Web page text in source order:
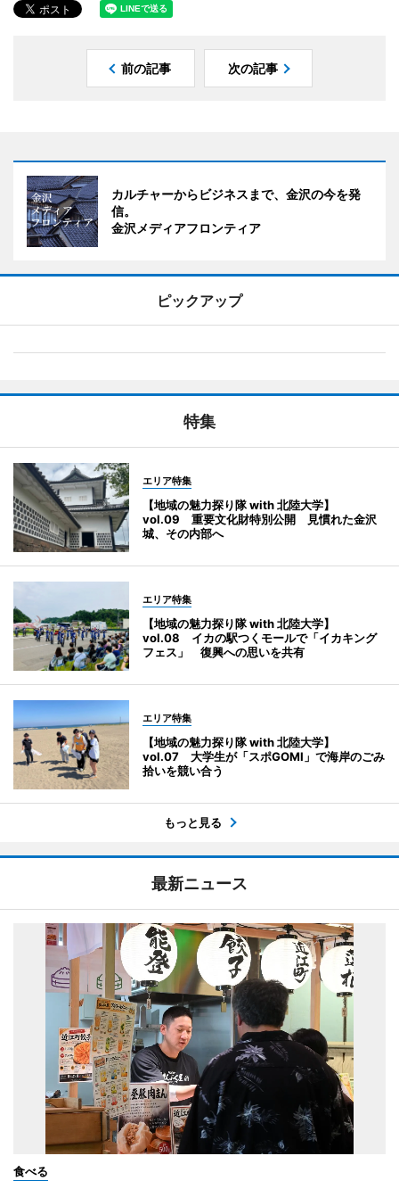
前の記事 次の記事
カルチャーからビジネスまで、金沢の今を発
信。
金沢メディアフロンティア
ピックアップ
特集
エリア特集
【地域の魅力探り隊 with 北陸大学】
vol.09 重要文化財特別公開 見慣れた金沢
城、その内部へ
エリア特集
【地域の魅力探り隊 with 北陸大学】
vol.08 イカの駅つくモールで「イカキング
フェス」 復興への思いを共有
エリア特集
【地域の魅力探り隊 with 北陸大学】
vol.07 大学生が「スポGOMI」で海岸のごみ
拾いを競い合う
もっと見る
最新ニュース
食べる